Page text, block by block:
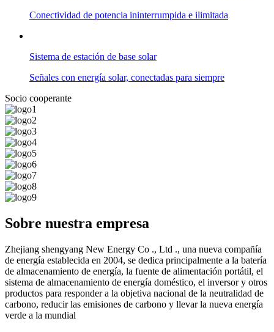
Conectividad de potencia ininterrumpida e ilimitada
Sistema de estación de base solar
Señales con energía solar, conectadas para siempre
Socio cooperante
Sobre nuestra empresa
Zhejiang shengyang New Energy Co ., Ltd ., una nueva compañía
de energía establecida en 2004, se dedica principalmente a la batería
de almacenamiento de energía, la fuente de alimentación portátil, el
sistema de almacenamiento de energía doméstico, el inversor y otros
productos para responder a la objetiva nacional de la neutralidad de
carbono, reducir las emisiones de carbono y llevar la nueva energía
verde a la mundial